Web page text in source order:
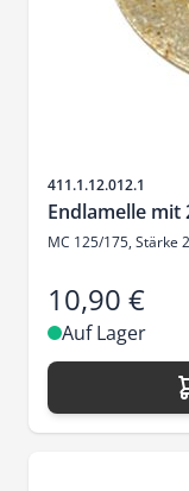
Artikelnr.
411.1.12.012.1
Endlamelle mit
MC 125/175, Stärke
10,90 €
Auf Lager